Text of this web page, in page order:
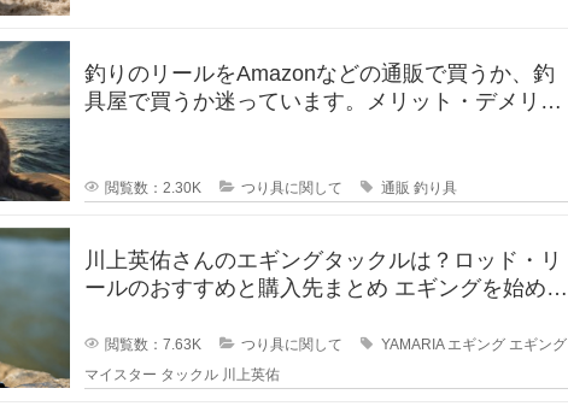
釣りのリールをAmazonなどの通販で買うか、釣
具屋で買うか迷っています。メリット・デメリッ
閲覧数：2.30K つり具に関して 通販 釣り具
川上英佑さんのエギングタックルは？ロッド・リ
ールのおすすめと購入先まとめ エギングを始めよ
閲覧数：7.63K つり具に関して YAMARIA エギング エギング
マイスター タックル 川上英佑